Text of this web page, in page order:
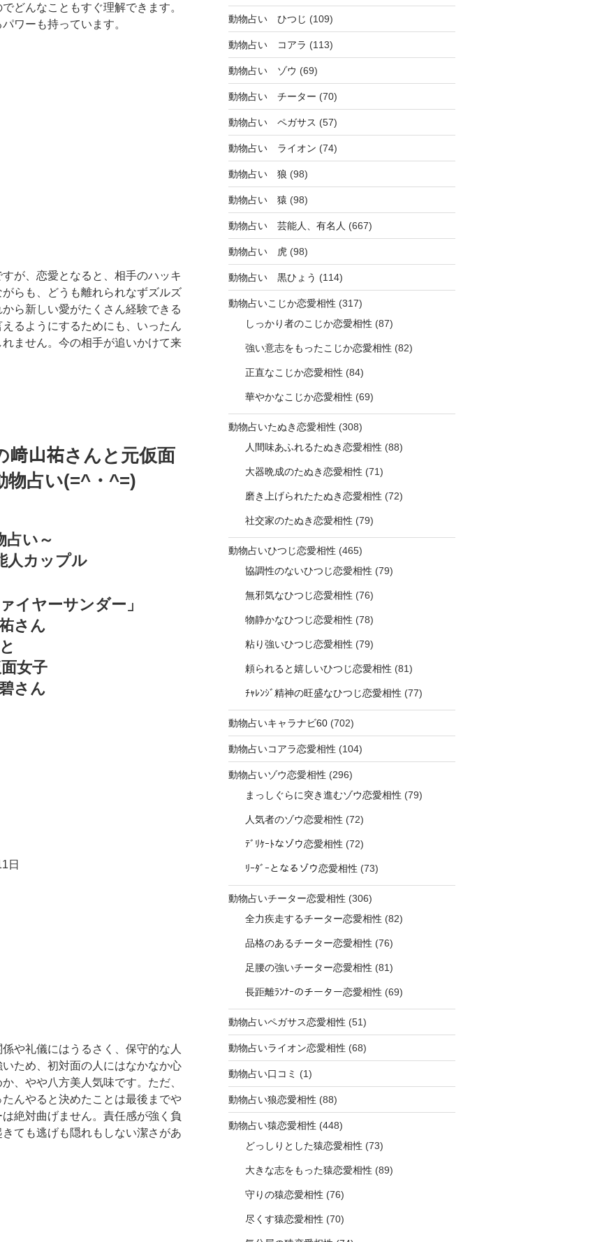
どんなこともすぐ理解できます。
ワーも持っています。
が、恋愛となると、相手のハッキ
らも、どうも離れられなずズルズ
ら新しい愛がたくさん経験できる
るようにするためにも、いったん
ません。今の相手が追いかけて来
﨑山祐さんと元仮面
物占い(=^・^=)
占い～
人カップル
イヤーサンダー」
さん
と
女子
さん
日
や礼儀にはうるさく、保守的な人
ため、初対面の人にはなかなか心
、やや八方美人気味です。ただ、
んやると決めたことは最後までや
絶対曲げません。責任感が強く負
ても逃げも隠れもしない潔さがあ
動物占い ひつじ (109)
動物占い コアラ (113)
動物占い ゾウ (69)
動物占い チーター (70)
動物占い ペガサス (57)
動物占い ライオン (74)
動物占い 狼 (98)
動物占い 猿 (98)
動物占い 芸能人、有名人 (667)
動物占い 虎(98)
動物占い 黒ひょう (114)
動物占いこじか恋愛相性 (317)
しっかり者のこじか恋愛相性 (87)
強い意志をもったこじか恋愛相性 (82)
正直なこじか恋愛相性 (84)
華やかなこじか恋愛相性 (69)
動物占いたぬき恋愛相性 (308)
人間味あふれるたぬき恋愛相性 (88)
大器晩成のたぬき恋愛相性 (71)
磨き上げられたたぬき恋愛相性 (72)
社交家のたぬき恋愛相性 (79)
動物占いひつじ恋愛相性 (465)
協調性のないひつじ恋愛相性 (79)
無邪気なひつじ恋愛相性 (76)
物静かなひつじ恋愛相性 (78)
粘り強いひつじ恋愛相性 (79)
頼られると嬉しいひつじ恋愛相性 (81)
ﾁｬﾚﾝｼﾞ精神の旺盛なひつじ恋愛相性 (77)
動物占いキャラナビ60(702)
動物占いコアラ恋愛相性 (104)
動物占いゾウ恋愛相性 (296)
まっしぐらに突き進むゾウ恋愛相性 (79)
人気者のゾウ恋愛相性 (72)
ﾃﾞﾘｹｰﾄなゾウ恋愛相性 (72)
ﾘｰﾀﾞｰとなるゾウ恋愛相性 (73)
動物占いチーター恋愛相性 (306)
全力疾走するチーター恋愛相性 (82)
品格のあるチーター恋愛相性 (76)
足腰の強いチーター恋愛相性 (81)
長距離ﾗﾝﾅｰのチーター恋愛相性 (69)
動物占いペガサス恋愛相性 (51)
動物占いライオン恋愛相性 (68)
動物占い口コミ (1)
動物占い狼恋愛相性 (88)
動物占い猿恋愛相性 (448)
どっしりとした猿恋愛相性 (73)
大きな志をもった猿恋愛相性 (89)
守りの猿恋愛相性 (76)
尽くす猿恋愛相性 (70)